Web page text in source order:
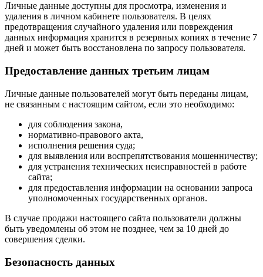
Личные данные доступны для просмотра, изменения и
удаления в личном кабинете пользователя. В целях
предотвращения случайного удаления или повреждения
данных информация хранится в резервных копиях в течение 7
дней и может быть восстановлена по запросу пользователя.
Предоставление данных третьим лицам
Личные данные пользователей могут быть переданы лицам,
не связанным с настоящим сайтом, если это необходимо:
для соблюдения закона,
нормативно-правового акта,
исполнения решения суда;
для выявления или воспрепятствования мошенничеству;
для устранения технических неисправностей в работе
сайта;
для предоставления информации на основании запроса
уполномоченных государственных органов.
В случае продажи настоящего сайта пользователи должны
быть уведомлены об этом не позднее, чем за 10 дней до
совершения сделки.
Безопасность данных